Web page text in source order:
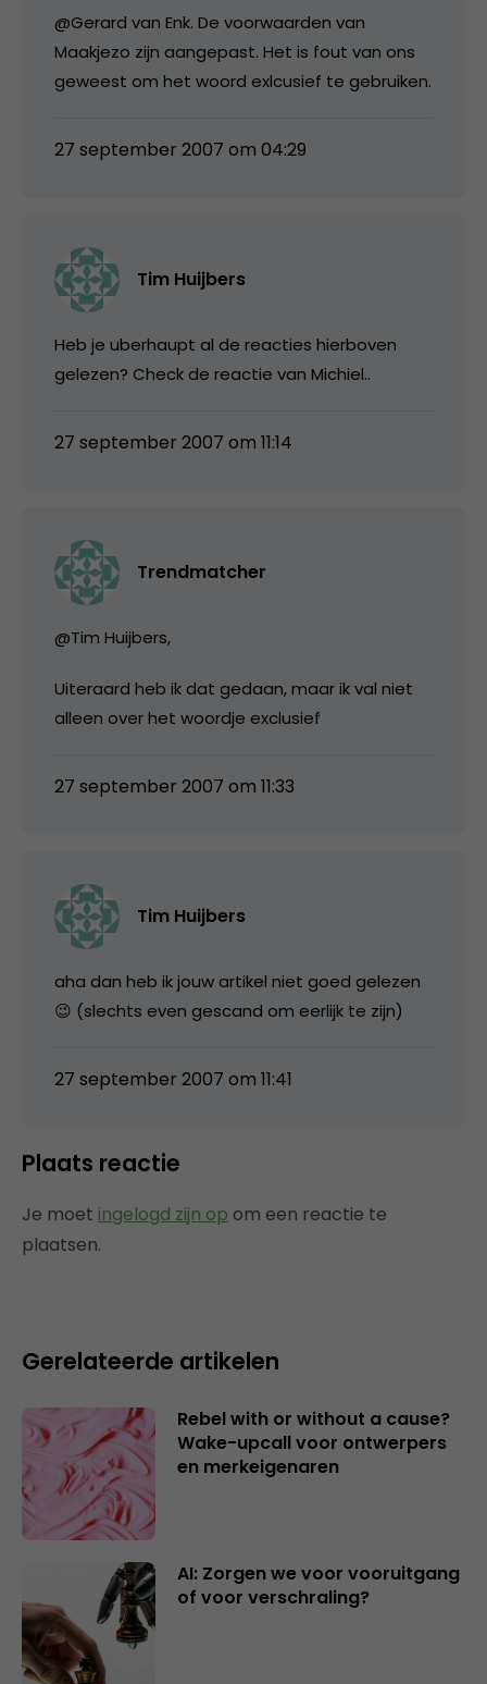
@Gerard van Enk. De voorwaarden van
Maakjezo zijn aangepast. Het is fout van ons
geweest om het woord exlcusief te gebruiken.
27 september 2007 om 04:29
Tim Huijbers
Heb je uberhaupt al de reacties hierboven
gelezen? Check de reactie van Michiel..
27 september 2007 om 11:14
Trendmatcher
@Tim Huijbers,
Uiteraard heb ik dat gedaan, maar ik val niet
alleen over het woordje exclusief
27 september 2007 om 11:33
Tim Huijbers
aha dan heb ik jouw artikel niet goed gelezen
😉 (slechts even gescand om eerlijk te zijn)
27 september 2007 om 11:41
Plaats reactie
Je moet ingelogd zijn op om een reactie te
plaatsen.
Gerelateerde artikelen
Rebel with or without a cause?
Wake-upcall voor ontwerpers
en merkeigenaren
AI: Zorgen we voor vooruitgang
of voor verschraling?